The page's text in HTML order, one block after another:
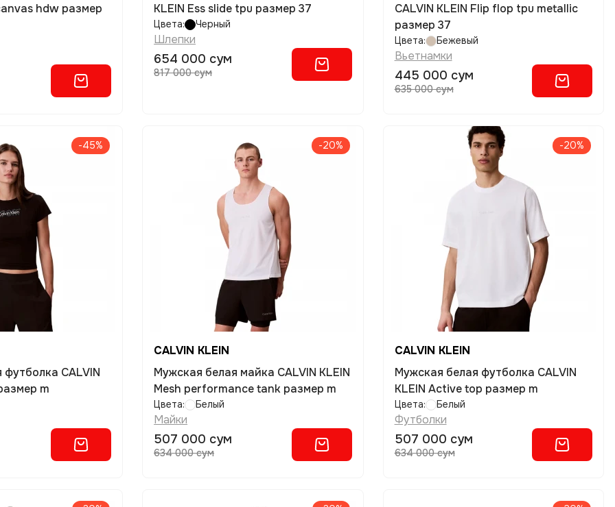
hdw размер
KLEIN Ess slide tpu размер 37
Цвета: Черный
Шлепки
654 000 сум
817 000 сум
CALVIN KLEIN Flip flop tpu metallic
размер 37
Цвета: Бежевый
Вьетнамки
445 000 сум
635 000 сум
-45%
CALVIN
m
-20%
CALVIN KLEIN
Мужская белая майка CALVIN KLEIN
Mesh performance tank размер m
Цвета: Белый
Майки
507 000 сум
634 000 сум
-20%
CALVIN KLEIN
Мужская белая футболка CALVIN
KLEIN Active top размер m
Цвета: Белый
Футболки
507 000 сум
634 000 сум